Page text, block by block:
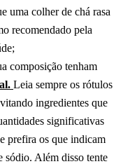
uma colher de chá rasa
recomendado pela
composição tenham
Leia sempre os rótulos
ingredientes que
significativas
prefira os que indicam
sódio. Além disso tente